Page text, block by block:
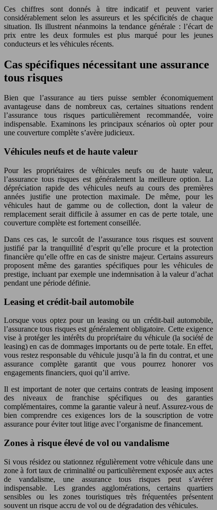
Ces chiffres sont donnés à titre indicatif et peuvent varier
considérablement selon les assureurs et les spécificités de chaque
situation. Ils illustrent néanmoins la tendance générale : l’écart de
prix entre les deux formules est plus marqué pour les jeunes
conducteurs et les véhicules récents.
Cas spécifiques nécessitant une assurance
tous risques
Bien que l’assurance au tiers puisse sembler économiquement
avantageuse dans de nombreux cas, certaines situations rendent
l’assurance tous risques particulièrement recommandée, voire
indispensable. Examinons les principaux scénarios où opter pour
une couverture complète s’avère judicieux.
Véhicules neufs et de haute valeur
Pour les propriétaires de véhicules neufs ou de haute valeur,
l’assurance tous risques est généralement la meilleure option. La
dépréciation rapide des véhicules neufs au cours des premières
années justifie une protection maximale. De même, pour les
véhicules haut de gamme ou de collection, dont la valeur de
remplacement serait difficile à assumer en cas de perte totale, une
couverture complète est fortement conseillée.
Dans ces cas, le surcoût de l’assurance tous risques est souvent
justifié par la tranquillité d’esprit qu’elle procure et la protection
financière qu’elle offre en cas de sinistre majeur. Certains assureurs
proposent même des garanties spécifiques pour les véhicules de
prestige, incluant par exemple une indemnisation à la valeur d’achat
pendant une période définie.
Leasing et crédit-bail automobile
Lorsque vous optez pour un leasing ou un crédit-bail automobile,
l’assurance tous risques est généralement obligatoire. Cette exigence
vise à protéger les intérêts du propriétaire du véhicule (la société de
leasing) en cas de dommages importants ou de perte totale. En effet,
vous restez responsable du véhicule jusqu’à la fin du contrat, et une
assurance complète garantit que vous pourrez honorer vos
engagements financiers, quoi qu’il arrive.
Il est important de noter que certains contrats de leasing imposent
des niveaux de franchise spécifiques ou des garanties
complémentaires, comme la garantie valeur à neuf. Assurez-vous de
bien comprendre ces exigences lors de la souscription de votre
assurance pour éviter tout litige avec l’organisme de financement.
Zones à risque élevé de vol ou vandalisme
Si vous résidez ou stationnez régulièrement votre véhicule dans une
zone à fort taux de criminalité ou particulièrement exposée aux actes
de vandalisme, une assurance tous risques peut s’avérer
indispensable. Les grandes agglomérations, certains quartiers
sensibles ou les zones touristiques très fréquentées présentent
souvent un risque accru de vol ou de dégradation des véhicules.